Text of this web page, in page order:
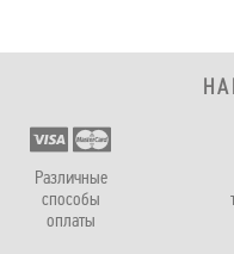
Различные
способы
оплаты